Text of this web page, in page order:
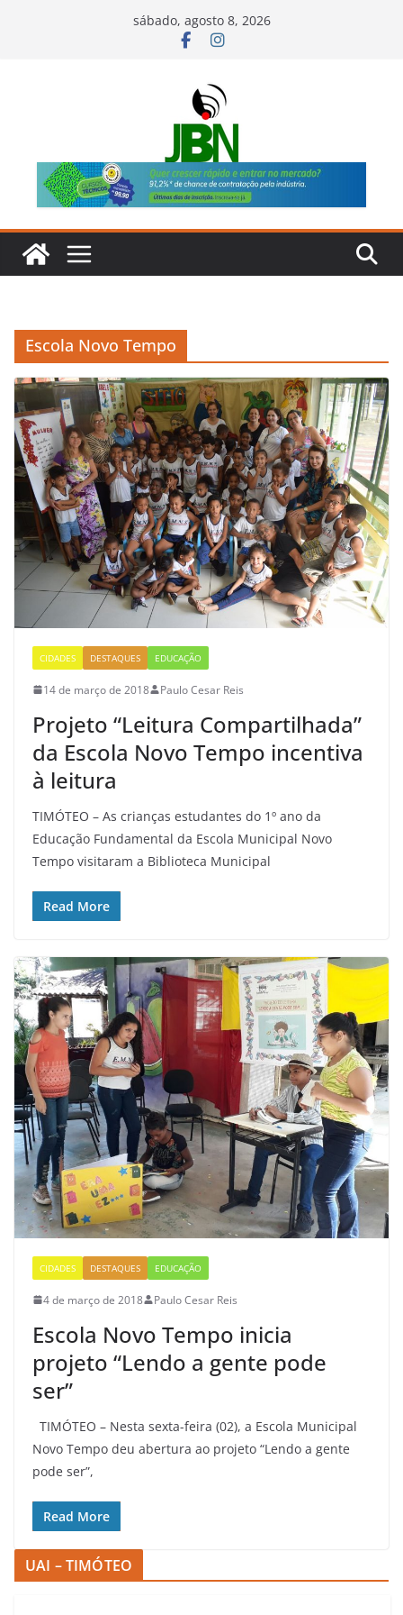
sábado, agosto 8, 2026
Escola Novo Tempo
CIDADES DESTAQUES EDUCAÇÃO
14 de março de 2018 Paulo Cesar Reis
Projeto “Leitura Compartilhada”
da Escola Novo Tempo incentiva
à leitura
TIMÓTEO – As crianças estudantes do 1º ano da
Educação Fundamental da Escola Municipal Novo
Tempo visitaram a Biblioteca Municipal
Read More
CIDADES DESTAQUES EDUCAÇÃO
4 de março de 2018 Paulo Cesar Reis
Escola Novo Tempo inicia
projeto “Lendo a gente pode
ser”
TIMÓTEO – Nesta sexta-feira (02), a Escola Municipal
Novo Tempo deu abertura ao projeto “Lendo a gente
pode ser”,
Read More
UAI – TIMÓTEO